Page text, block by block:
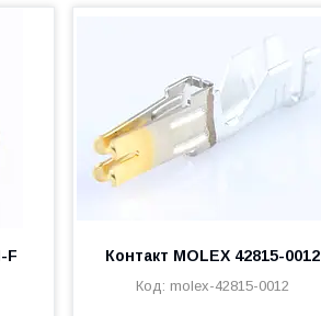
F
Контакт MOLEX 42815-0012
molex-42815-0012